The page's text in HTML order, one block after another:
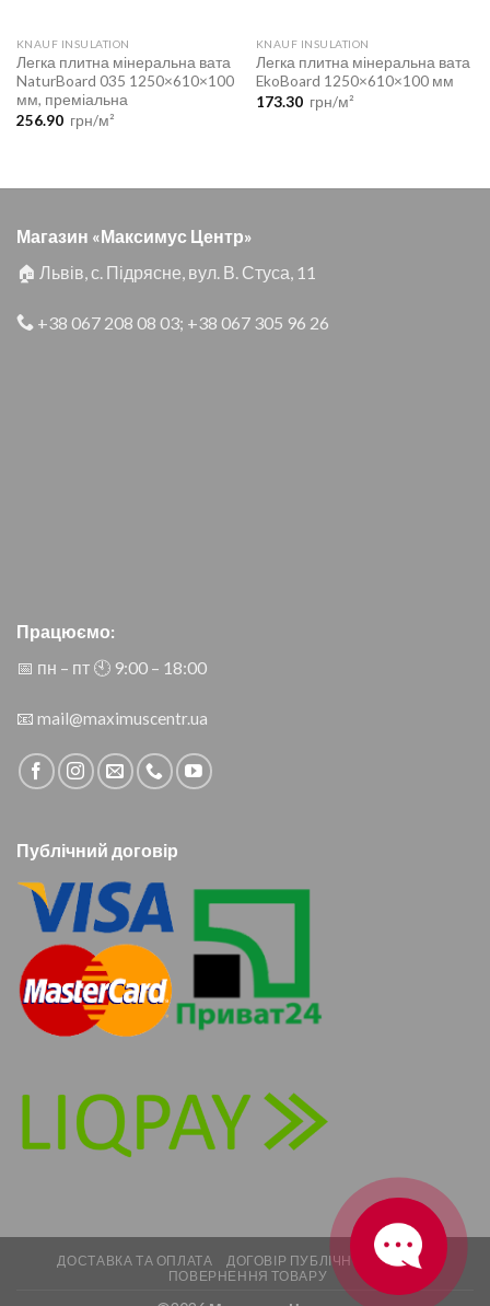
KNAUF INSULATION
Легка плитна мінеральна вата
NaturBoard 035 1250×610×100
мм, преміальна
256.90 грн/м²
KNAUF INSULATION
Легка плитна мінеральна вата
EkoBoard 1250×610×100 мм
173.30 грн/м²
Магазин «Максимус Центр»
🏠 Львів, с. Підрясне, вул. В. Стуса, 11
+38 067 208 08 03; +38 067 305 96 26
Працюємо:
📅 пн – пт 🕙︎ 9:00 – 18:00
📧 mail@maximuscentr.ua
Публічний договір
ДОСТАВКА ТА ОПЛАТА
ДОГОВІР ПУБЛІЧНОЇ ОФЕРТИ
ПОВЕРНЕННЯ ТОВАРУ